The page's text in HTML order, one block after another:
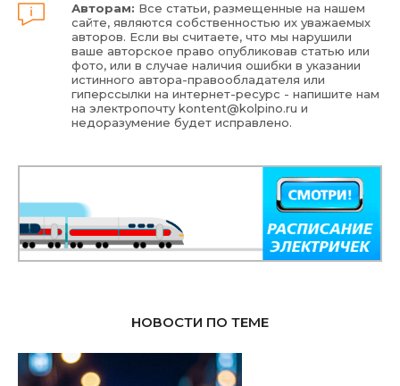
Авторам: Все статьи, размещенные на нашем
сайте, являются собственностью их уважаемых
авторов. Если вы считаете, что мы нарушили
ваше авторское право опубликовав статью или
фото, или в случае наличия ошибки в указании
истинного автора-правообладателя или
гиперссылки на интернет-ресурс - напишите нам
на электропочтуkontent@kolpino.ru и
недоразумение будет исправлено.
НОВОСТИ ПО ТЕМЕ